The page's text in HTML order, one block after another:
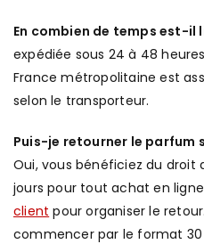
En combien de temps est-il
expédiée sous 24 à 48
France métropolitaine est
selon le transporteur.
Puis-je retourner le parfum
Oui, vous bénéficiez du droit
jours pour tout achat en
client pour organiser le
commencer par le format 30